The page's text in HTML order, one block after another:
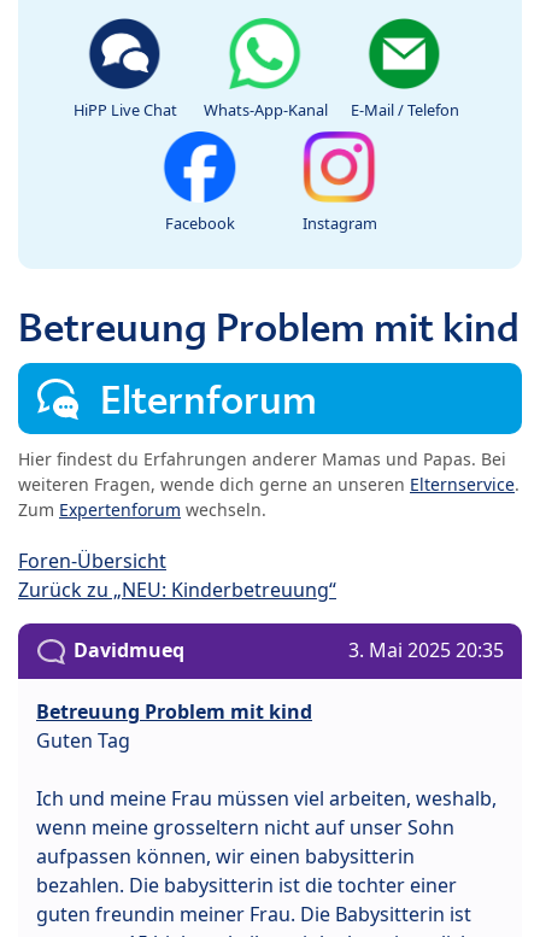
HiPP Live Chat Whats-App-Kanal E-Mail / Telefon
Facebook Instagram
Betreuung Problem mit kind
Elternforum
Hier findest du Erfahrungen anderer Mamas und Papas. Bei
weiteren Fragen, wende dich gerne an unseren Elternservice.
Zum Expertenforum wechseln.
Foren-Übersicht
Zurück zu „NEU: Kinderbetreuung“
Davidmueq 3. Mai 2025 20:35
Betreuung Problem mit kind
Guten Tag
Ich und meine Frau müssen viel arbeiten, weshalb,
wenn meine grosseltern nicht auf unser Sohn
aufpassen können, wir einen babysitterin
bezahlen. Die babysitterin ist die tochter einer
guten freundin meiner Frau. Die Babysitterin ist